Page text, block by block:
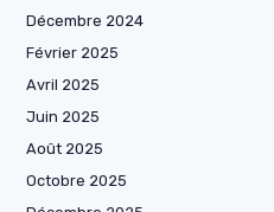
Décembre 2024
Février 2025
Avril 2025
Juin 2025
Août 2025
Octobre 2025